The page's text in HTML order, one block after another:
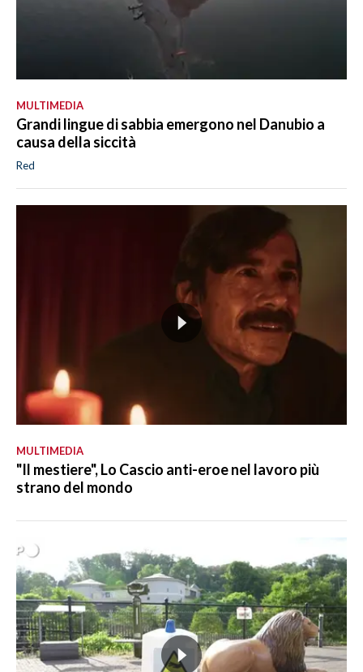
MULTIMEDIA
Grandi lingue di sabbia emergono nel Danubio a
causa della siccità
Red
MULTIMEDIA
"Il mestiere", Lo Cascio anti-eroe nel lavoro più
strano del mondo